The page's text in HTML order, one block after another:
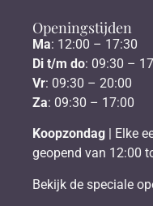
Openingstijden
Ma: 12:00 – 17:30
Di t/m do: 09:30 –
Vr: 09:30 – 20:00
Za: 09:30 – 17:00
Koopzondag | Elke
geopend van 12:00
Bekijk de speciale